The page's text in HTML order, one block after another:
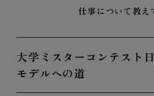
仕事について教え
大学ミスターコンテスト
モデルへの道